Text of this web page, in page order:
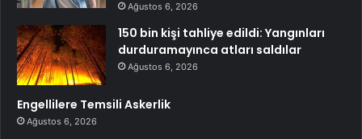
Ağustos 6, 2026
150 bin kişi tahliye edildi: Yangınları
durduramayınca atları saldılar
Ağustos 6, 2026
Engellilere Temsili Askerlik
Ağustos 6, 2026